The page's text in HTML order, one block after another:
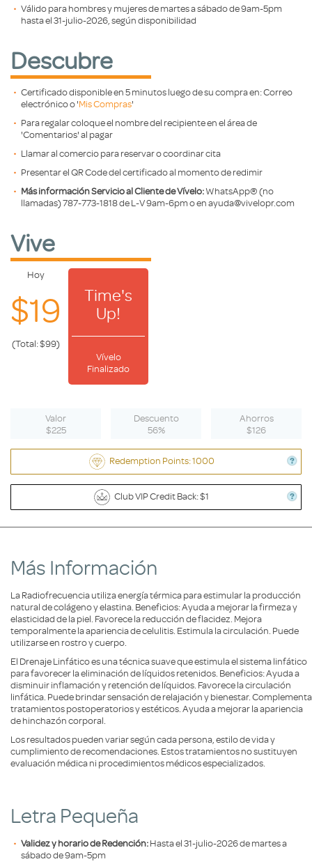
Válido para hombres y mujeres de martes a sábado de 9am-5pm
hasta el 31-julio-2026, según disponibilidad
Descubre
Certificado disponible en 5 minutos luego de su compra en: Correo
electrónico o 'Mis Compras'
Para regalar coloque el nombre del recipiente en el área de
'Comentarios' al pagar
Llamar al comercio para reservar o coordinar cita
Presentar el QR Code del certificado al momento de redimir
Más información Servicio al Cliente de Vívelo:WhatsApp®️ (no
llamadas) 787-773-1818 de L-V 9am-6pm o en ayuda@vivelopr.com
Vive
Hoy
$19
(Total: $99)
Time's
Up!
Vívelo
Finalizado
Valor
$225
Descuento
56%
Ahorros
$126
Redemption Points: 1000
Club VIP Credit Back: $1
Más Información
La Radiofrecuencia utiliza energía térmica para estimular la producción
natural de colágeno y elastina. Beneficios: Ayuda a mejorar la firmeza y
elasticidad de la piel. Favorece la reducción de flacidez. Mejora
temporalmente la apariencia de celulitis. Estimula la circulación. Puede
utilizarse en rostro y cuerpo.
El Drenaje Linfático es una técnica suave que estimula el sistema linfático
para favorecer la eliminación de líquidos retenidos. Beneficios: Ayuda a
disminuir inflamación y retención de líquidos. Favorece la circulación
linfática. Puede brindar sensación de relajación y bienestar. Complementa
tratamientos postoperatorios y estéticos. Ayuda a mejorar la apariencia
de hinchazón corporal.
Los resultados pueden variar según cada persona, estilo de vida y
cumplimiento de recomendaciones. Estos tratamientos no sustituyen
evaluación médica ni procedimientos médicos especializados.
Letra Pequeña
Validez y horario de Redención:Hasta el 31-julio-2026 de martes a
sábado de 9am-5pm